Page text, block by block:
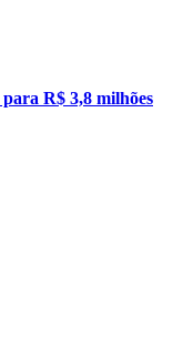
R$ 3,8 milhões